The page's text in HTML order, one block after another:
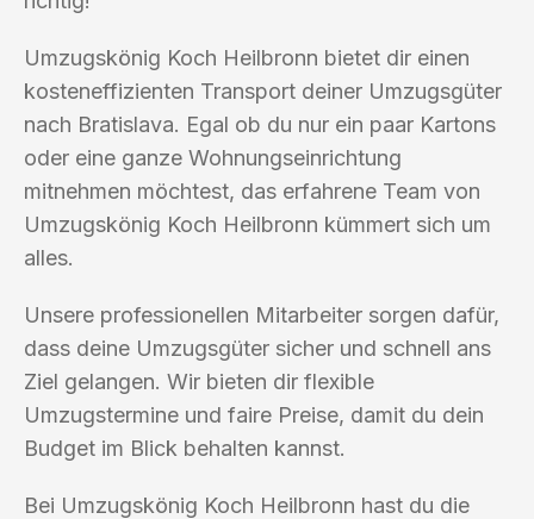
Umzugskönig Koch Heilbronn bietet dir einen
kosteneffizienten Transport deiner Umzugsgüter
nach Bratislava. Egal ob du nur ein paar Kartons
oder eine ganze Wohnungseinrichtung
mitnehmen möchtest, das erfahrene Team von
Umzugskönig Koch Heilbronn kümmert sich um
alles.
Unsere professionellen Mitarbeiter sorgen dafür,
dass deine Umzugsgüter sicher und schnell ans
Ziel gelangen. Wir bieten dir flexible
Umzugstermine und faire Preise, damit du dein
Budget im Blick behalten kannst.
Bei Umzugskönig Koch Heilbronn hast du die